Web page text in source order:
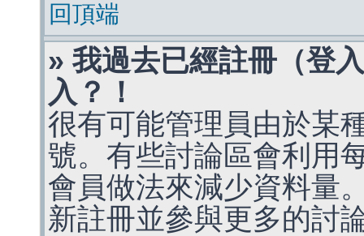
回頂端
» 我過去已經註冊（登
入？！
很有可能管理員由於某
號。有些討論區會利用
會員做法來減少資料量
新註冊並參與更多的討